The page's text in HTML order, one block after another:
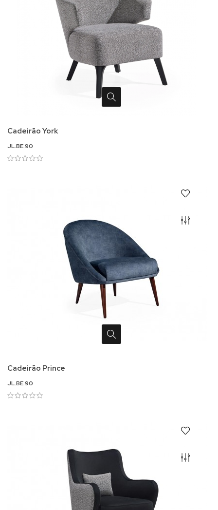
Cadeirão York
JL.BE.90
Cadeirão Prince
JL.BE.90